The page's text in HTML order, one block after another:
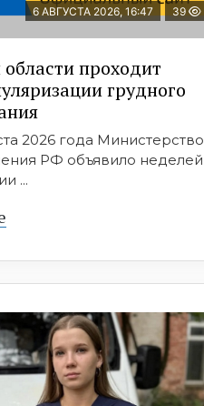
6 АВГУСТА 2026, 16:47 39
проходит
грудного
2026 года Министерство
РФ объявило неделей
...